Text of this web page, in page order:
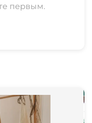
первым.